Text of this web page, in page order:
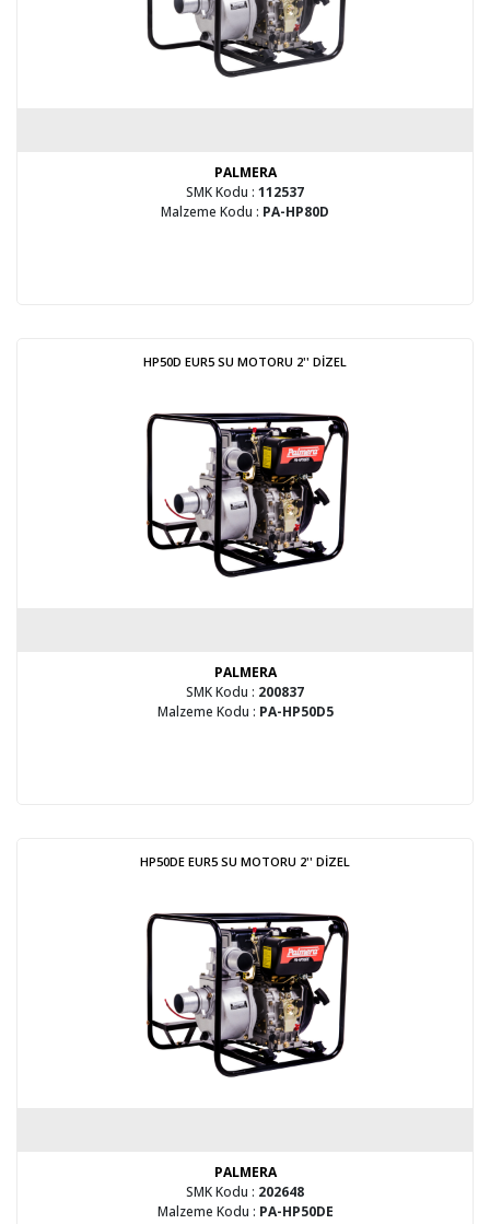
PALMERA
SMK Kodu : 112537
Malzeme Kodu : PA-HP80D
HP50D EUR5 SU MOTORU 2'' DİZEL
PALMERA
SMK Kodu : 200837
Malzeme Kodu : PA-HP50D5
HP50DE EUR5 SU MOTORU 2'' DİZEL
PALMERA
SMK Kodu : 202648
Malzeme Kodu : PA-HP50DE